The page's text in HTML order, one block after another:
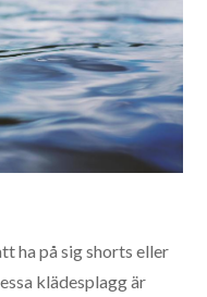
ha på sig shorts eller
klädesplagg är